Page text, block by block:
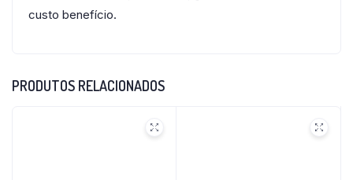
custo benefício.
PRODUTOS RELACIONADOS